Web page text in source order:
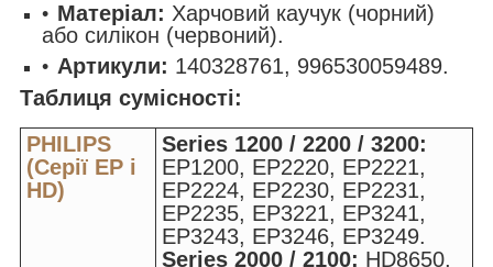
Матеріал: Харчовий каучук (чорний)
або силікон (червоний).
Артикули: 140328761, 996530059489.
Таблиця сумісності:
PHILIPS
(Серії EP і
HD)
Series 1200 / 2200 / 3200:
EP1200, EP2220, EP2221,
EP2224, EP2230, EP2231,
EP2235, EP3221, EP3241,
EP3243, EP3246, EP3249.
Series 2000 / 2100: HD8650,